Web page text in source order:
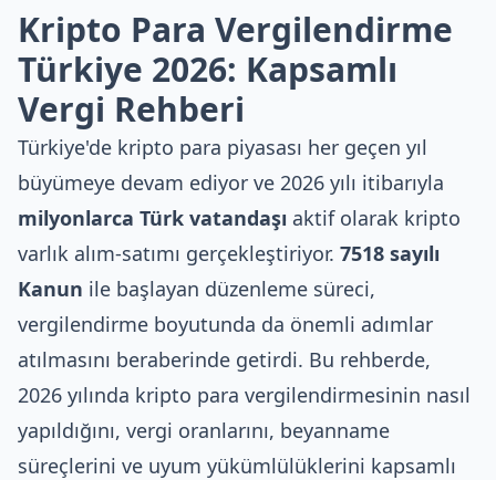
Kripto Para Vergilendirme
Türkiye 2026: Kapsamlı
Vergi Rehberi
Türkiye'de kripto para piyasası her geçen yıl
büyümeye devam ediyor ve 2026 yılı itibarıyla
milyonlarca Türk vatandaşı aktif olarak kripto
varlık alım-satımı gerçekleştiriyor. 7518 sayılı
Kanun ile başlayan düzenleme süreci,
vergilendirme boyutunda da önemli adımlar
atılmasını beraberinde getirdi. Bu rehberde,
2026 yılında kripto para vergilendirmesinin nasıl
yapıldığını, vergi oranlarını, beyanname
süreçlerini ve uyum yükümlülüklerini kapsamlı